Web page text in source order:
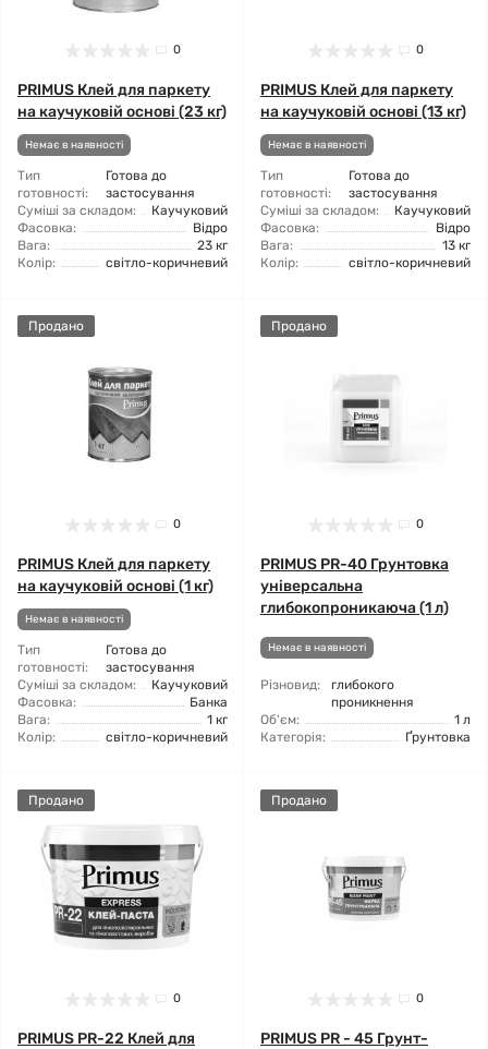
0
PRIMUS Клей для паркету
на каучуковій основі (23 кг)
Немає в наявності
Тип
готовності:
Готова до
застосування
Суміші за складом:
Каучуковий
Фасовка:
Відро
Вага:
23 кг
Колір:
світло-коричневий
0
PRIMUS Клей для паркету
на каучуковій основі (13 кг)
Немає в наявності
Тип
готовності:
Готова до
застосування
Суміші за складом:
Каучуковий
Фасовка:
Відро
Вага:
13 кг
Колір:
світло-коричневий
Продано
0
PRIMUS Клей для паркету
на каучуковій основі (1 кг)
Немає в наявності
Тип
готовності:
Готова до
застосування
Суміші за складом:
Каучуковий
Фасовка:
Банка
Вага:
1 кг
Колір:
світло-коричневий
Продано
0
PRIMUS PR-40 Грунтовка
універсальна
глибокопроникаюча (1 л)
Немає в наявності
Різновид:
глибокого
проникнення
Об'єм:
1 л
Категорія:
Ґрунтовка
Продано
0
PRIMUS PR-22 Клей для
Продано
0
PRIMUS PR - 45 Грунт-